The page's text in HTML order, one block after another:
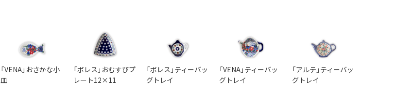
「VENA」おさかな小
皿
「ボレス」おむすびプ
レート12×11
「ボレス」ティーバッ
グトレイ
「VENA」ティーバッ
グトレイ
「アルテ」ティーバッ
グトレイ